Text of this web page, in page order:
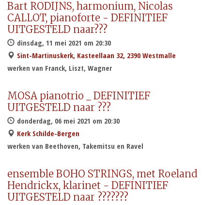
Bart RODIJNS, harmonium, Nicolas
CALLOT, pianoforte - DEFINITIEF
UITGESTELD naar???
dinsdag, 11 mei 2021 om 20:30
Sint-Martinuskerk, Kasteellaan 32, 2390 Westmalle
werken van Franck, Liszt, Wagner
MOSA pianotrio _ DEFINITIEF
UITGESTELD naar ???
donderdag, 06 mei 2021 om 20:30
Kerk Schilde-Bergen
werken van Beethoven, Takemitsu en Ravel
ensemble BOHO STRINGS, met Roeland
Hendrickx, klarinet - DEFINITIEF
UITGESTELD naar ???????